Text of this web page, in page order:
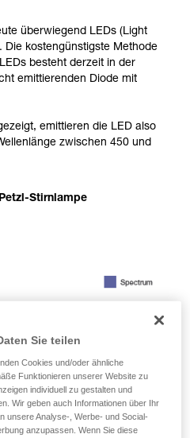
überwiegend LEDs (Light
Die kostengünstigste Methode
besteht derzeit in der
emittierenden Diode mit
emittieren die LED also
zwischen 450 und
Stirnlampe
Sie teilen
Cookies und/oder ähnliche
Funktionieren unserer Website zu
individuell zu gestalten und
Wir geben auch Informationen über Ihr
unsere Analyse-, Werbe- und Social-
anzupassen. Wenn Sie diese